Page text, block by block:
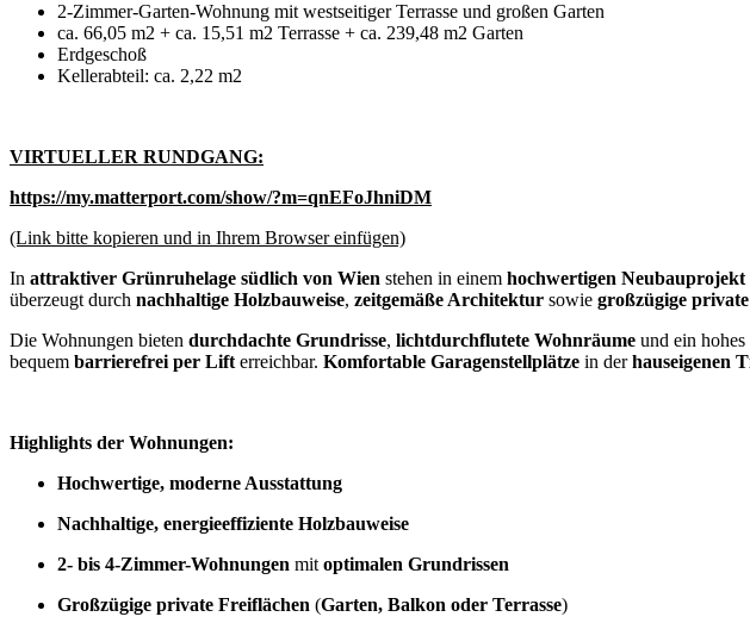
2-Zimmer-Garten-Wohnung mit westseitiger Terrasse und großen Garten
ca. 66,05 m2 + ca. 15,51 m2 Terrasse + ca. 239,48 m2 Garten
Erdgeschoß
Kellerabteil: ca. 2,22 m2
VIRTUELLER RUNDGANG:
https://my.matterport.com/show/?m=qnEFoJhniDM
(Link bitte kopieren und in Ihrem Browser einfügen)
In attraktiver Grünruhelage südlich von Wien stehen in einem hochwertigen Neubauprojekt
überzeugt durch nachhaltige Holzbauweise, zeitgemäße Architektur sowie großzügige
Die Wohnungen bieten durchdachte Grundrisse, lichtdurchflutete Wohnräume und ein hohes
bequem barrierefrei per Lift erreichbar. Komfortable Garagenstellplätze in derhauseigenen
Highlights der Wohnungen:
Hochwertige, moderne Ausstattung
Nachhaltige, energieeffiziente Holzbauweise
2- bis 4-Zimmer-Wohnungen mit optimalen Grundrissen
Großzügige private Freiflächen (Garten, Balkon oder Terrasse)